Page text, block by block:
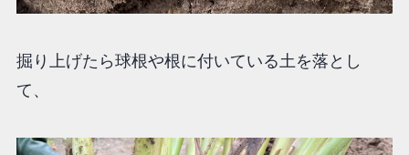
掘り上げたら球根や根に付いている土を落とし
て、